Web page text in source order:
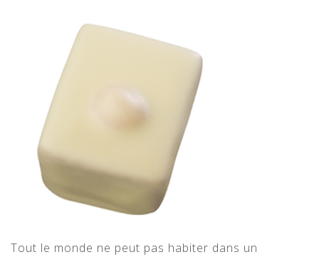
Tout le monde ne peut pas habiter dans un